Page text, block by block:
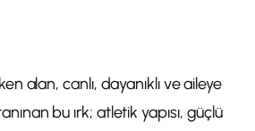
alan, canlı, dayanıklı ve aileye
bu ırk; atletik yapısı, güçlü